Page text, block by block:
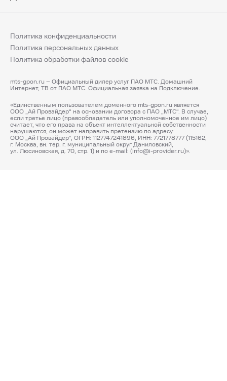
Политика конфиденциальности
Политика персональных данных
Политика обработки файлов cookie
mts-gpon.ru – Официальный дилер услуг ПАО МТС. Домашний
Интернет, ТВ от ПАО МТС. Официальная заявка на Подключение.
«Единственным пользователем доменного mts-gpon.ru является
ООО „Ай Провайдер“ на основании договора с ПАО „МТС“. В случае,
если третье лицо (правообладатель или уполномоченное им лицо)
считает, что его права на объект интеллектуальной собственности
нарушаются, он может направить претензию по адресу:
ООО „Ай Провайдер“, ОГРН: 1127747241896, ИНН: 7721778777 (115162,
г. Москва, вн. тер. г. муниципальный округ Даниловский,
ул. Люсиновская, д. 70, стр. 1) и по e-mail: (info@i-provider.ru)».